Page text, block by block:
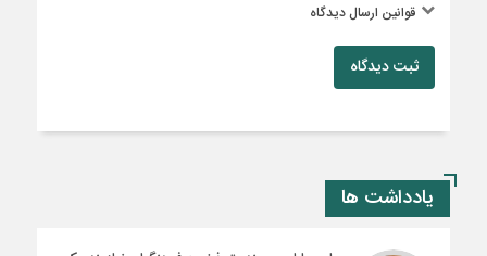
قوانین ارسال دیدگاه
ثبت دیدگاه
یادداشت ها